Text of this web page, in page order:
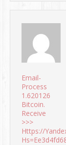
Email-
Process
1.620126
Bitcoin.
Receive
>>>
Https://